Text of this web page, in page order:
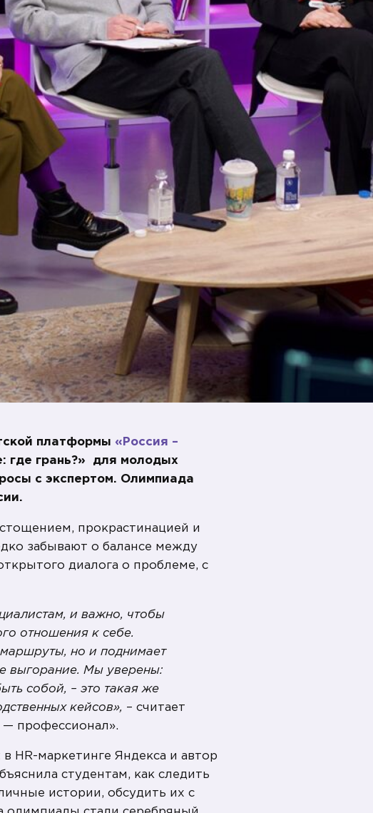
платформы «Россия –
где грань?» для молодых
с экспертом. Олимпиада
прокрастинацией и
забывают о балансе между
диалога о проблеме, с
и важно, чтобы
отношения к себе.
но и поднимает
выгорание. Мы уверены:
собой, – это такая же
кейсов», – считает
— профессионал».
HR-маркетинге Яндекса и автор
студентам, как следить
истории, обсудить их с